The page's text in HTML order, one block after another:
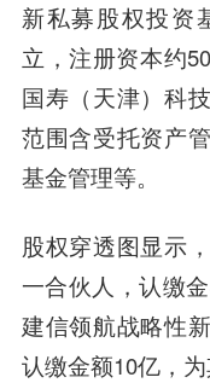
新私募股权投资
立，注册资本约
国寿（天津）科
范围含受托资产
基金管理等。
股权穿透图显示
一合伙人，认缴
建信领航战略性
认缴金额10亿，为